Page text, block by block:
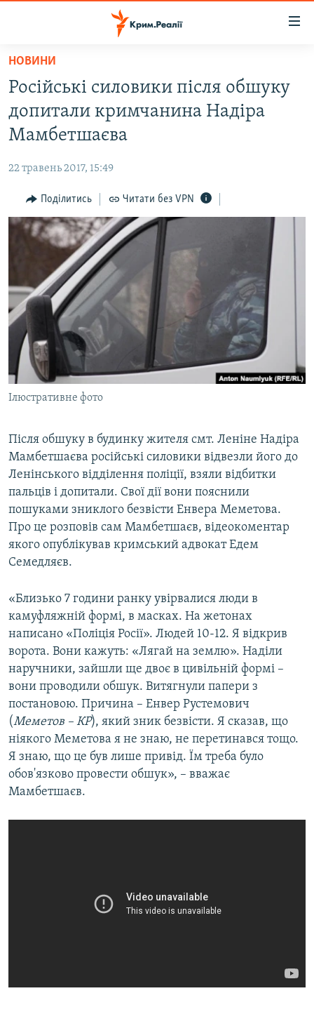
Перейти
основного
матеріалу
Перейти
до
основної
навігації
Перейти
до
пошуку
ВІДЕО ТА ФОТО
БЛОГИ
ПОГЛЯД
ІНТЕРВ'Ю
ВСЕ ЗА ДЕНЬ
СПЕЦПРОЕКТИ
ДЕПОРТАЦІЯ
ВІДЕОУРОКИ «ELIFBE»
СВІДЧЕННЯ ОКУПАЦІЇ
УКРАЇНСЬКА ПРОБЛЕМА КРИМУ
ІНФОГРАФІКА
ЯК ОБІЙТИ БЛОКУВАННЯ
Русский
Qırımtatar
ДОЛУЧАЙСЯ!
Усі сайти RFE/RL
НОВИНИ
Російські силовики після обшуку
допитали кримчанина Надіра
Мамбетшаєва
22 травень 2017, 15:49
Поділитись Читати без VPN
Ілюстративне фото
Після обшуку в будинку жителя смт. Леніне Надіра
Мамбетшаєва російські силовики відвезли його до
Ленінського відділення поліції, взяли відбитки
пальців і допитали. Свої дії вони пояснили
пошуками зниклого безвісти Енвера Меметова.
Про це розповів сам Мамбетшаєв, відеокоментар
якого опублікував кримський адвокат Едем
Семедляєв.
«Близько 7 години ранку увірвалися люди в
камуфляжній формі, в масках. На жетонах
написано «Поліція Росії». Людей 10-12. Я відкрив
ворота. Вони кажуть: «Лягай на землю». Наділи
наручники, зайшли ще двоє в цивільній формі –
вони проводили обшук. Витягнули папери з
постановою. Причина – Енвер Рустемович
(Меметов – КР), який зник безвісти. Я сказав, що
ніякого Меметова я не знаю, не перетинався тощо.
Я знаю, що це був лише привід. Їм треба було
обов'язково провести обшук», – вважає
Мамбетшаєв.​